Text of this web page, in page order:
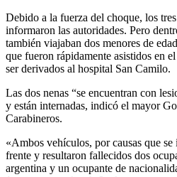
Debido a la fuerza del choque, los
informaron las autoridades. Pero
también viajaban dos menores de
que fueron rápidamente asistidos en
ser derivados al hospital San Camilo.
Las dos nenas “se encuentran con
y están internadas, indicó el mayor
Carabineros.
«Ambos vehículos, por causas que
frente y resultaron fallecidos dos
argentina y un ocupante de